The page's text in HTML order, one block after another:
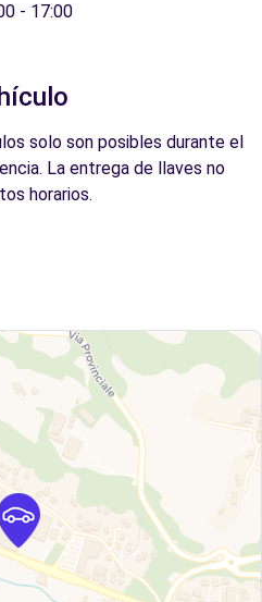
- 17:00
solo son posibles durante el
La entrega de llaves no
horarios.